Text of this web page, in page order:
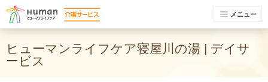
メニュー
ヒューマンライフケア寝屋川の湯 | デイサ
ービス